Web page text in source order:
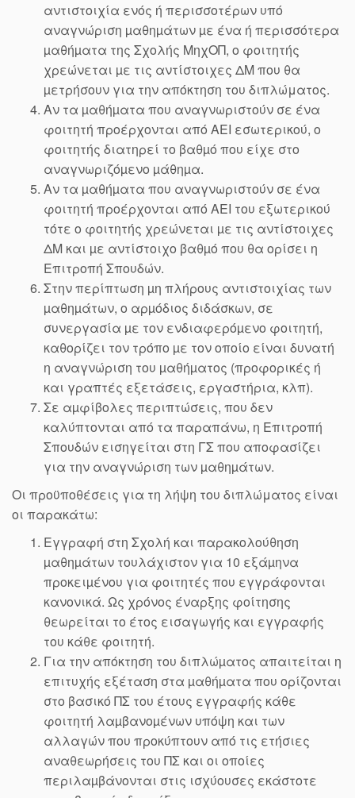
αντιστοιχία ενός ή περισσοτέρων υπό
αναγνώριση µαθηµάτων µε ένα ή περισσότερα
µαθήµατα της Σχολής ΜηχΟΠ, ο φοιτητής
χρεώνεται µε τις αντίστοιχες ΔΜ που θα
µετρήσουν για την απόκτηση του διπλώματος.
Αν τα µαθήµατα που αναγνωριστούν σε ένα
φοιτητή προέρχονται από ΑΕΙ εσωτερικού, ο
φοιτητής διατηρεί το βαθµό που είχε στο
αναγνωριζόµενο µάθηµα.
Αν τα µαθήµατα που αναγνωριστούν σε ένα
φοιτητή προέρχονται από ΑΕΙ του εξωτερικού
τότε ο φοιτητής χρεώνεται µε τις αντίστοιχες
ΔΜ και µε αντίστοιχο βαθµό που θα ορίσει η
Επιτροπή Σπουδών.
Στην περίπτωση µη πλήρους αντιστοιχίας των
µαθηµάτων, ο αρµόδιος διδάσκων, σε
συνεργασία µε τον ενδιαφερόµενο φοιτητή,
καθορίζει τον τρόπο µε τον οποίο είναι δυνατή
η αναγνώριση του µαθήµατος (προφορικές ή
και γραπτές εξετάσεις, εργαστήρια, κλπ).
Σε αµφίβολες περιπτώσεις, που δεν
καλύπτονται από τα παραπάνω, η Επιτροπή
Σπουδών εισηγείται στη ΓΣ που αποφασίζει
για την αναγνώριση των µαθηµάτων.
Οι προϋποθέσεις για τη λήψη του διπλώματος είναι
οι παρακάτω:
Εγγραφή στη Σχολή και παρακολούθηση
µαθηµάτων τουλάχιστον για 10 εξάµηνα
προκειµένου για φοιτητές που εγγράφονται
κανονικά. Ως χρόνος έναρξης φοίτησης
θεωρείται το έτος εισαγωγής και εγγραφής
του κάθε φοιτητή.
Για την απόκτηση του διπλώµατος απαιτείται η
επιτυχής εξέταση στα µαθήµατα που ορίζονται
στο βασικό ΠΣ του έτους εγγραφής κάθε
φοιτητή λαµβανοµένων υπόψη και των
αλλαγών που προκύπτουν από τις ετήσιες
αναθεωρήσεις του ΠΣ και οι οποίες
περιλαµβάνονται στις ισχύουσες εκάστοτε